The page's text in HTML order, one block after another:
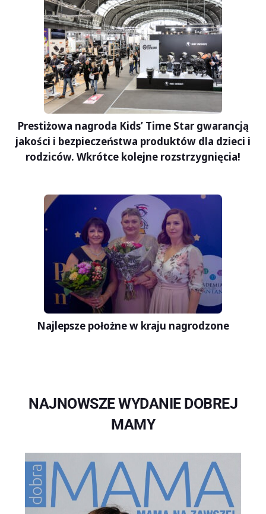
Prestiżowa nagroda Kids’ Time Star gwarancją
jakości i bezpieczeństwa produktów dla dzieci i
rodziców. Wkrótce kolejne rozstrzygnięcia!
Najlepsze położne w kraju nagrodzone
NAJNOWSZE WYDANIE DOBREJ
MAMY